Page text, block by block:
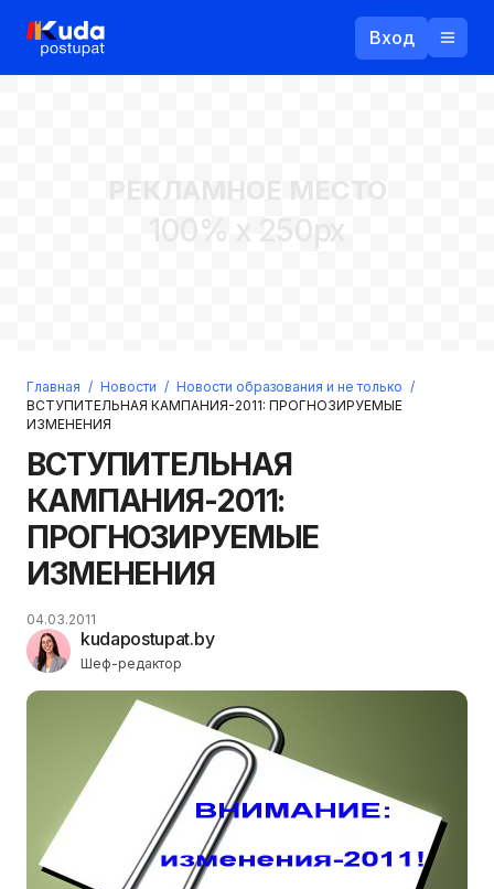
Вход
Войти
РЕКЛАМНОЕ МЕСТО
100% x 250px
Главная / Новости / Новости образования и не только /
ВСТУПИТЕЛЬНАЯ КАМПАНИЯ-2011: ПРОГНОЗИРУЕМЫЕ
ИЗМЕНЕНИЯ
ВСТУПИТЕЛЬНАЯ
КАМПАНИЯ-2011:
ПРОГНОЗИРУЕМЫЕ
ИЗМЕНЕНИЯ
kudapostupat.by
Шеф-редактор
04.03.2011